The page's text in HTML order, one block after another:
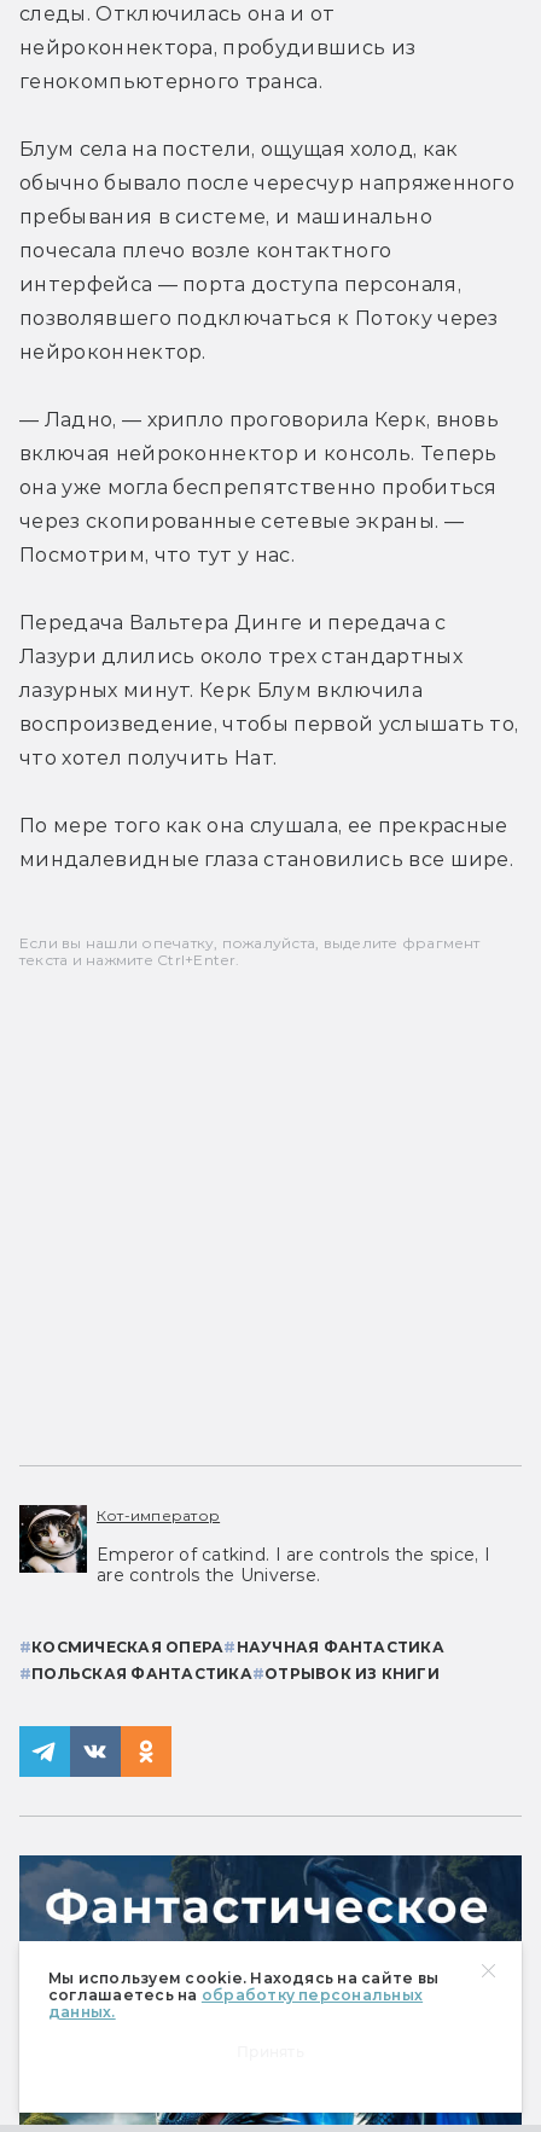
Мы используем cookie. Находясь на сайте вы
соглашаетесь на обработку персональных
данных.
следы. Отключилась она и от
нейроконнектора, пробудившись из
генокомпьютерного транса.
Блум села на постели, ощущая холод, как
обычно бывало после чересчур напряженного
пребывания в системе, и машинально
почесала плечо возле контактного
интерфейса — порта доступа персоналя,
позволявшего подключаться к Потоку через
нейроконнектор.
— Ладно, — хрипло проговорила Керк, вновь
включая нейроконнектор и консоль. Теперь
она уже могла беспрепятственно пробиться
через скопированные сетевые экраны. —
Посмотрим, что тут у нас.
Передача Вальтера Динге и передача с
Лазури длились около трех стандартных
лазурных минут. Керк Блум включила
воспроизведение, чтобы первой услышать то,
что хотел получить Нат.
По мере того как она слушала, ее прекрасные
миндалевидные глаза становились все шире.
Если вы нашли опечатку, пожалуйста, выделите фрагмент
текста и нажмите Ctrl+Enter.
Кот-император
Emperor of catkind. I are controls the spice, I
are controls the Universe.
#КОСМИЧЕСКАЯ ОПЕРА# НАУЧНАЯ ФАНТАСТИКА
#ПОЛЬСКАЯ ФАНТАСТИКА#ОТРЫВОК ИЗ КНИГИ